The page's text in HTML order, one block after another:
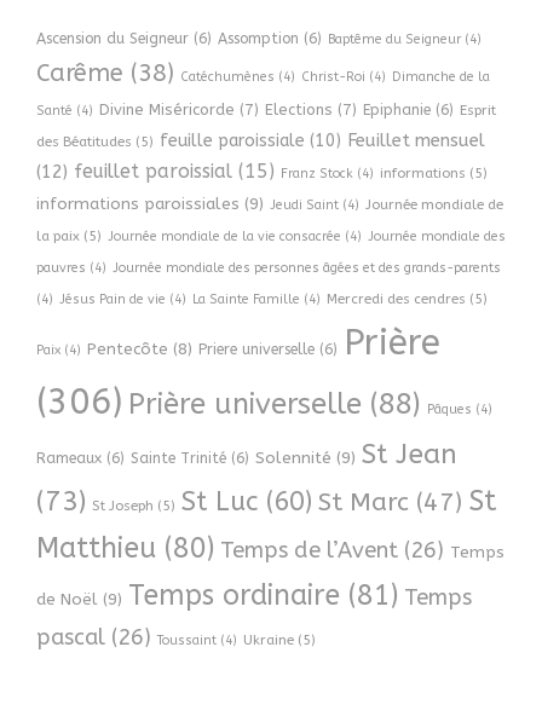
Ascension du Seigneur (6) Assomption (6) Baptême du Seigneur (4)
Carême (38) Catéchumènes (4) Christ-Roi (4) Dimanche de la
Santé (4) Divine Miséricorde (7) Elections (7) Epiphanie (6) Esprit
des Béatitudes (5) feuille paroissiale (10) Feuillet mensuel
(12) feuillet paroissial (15) Franz Stock (4) informations (5)
informations paroissiales (9) Jeudi Saint (4) Journée mondiale de
la paix (5) Journée mondiale de la vie consacrée (4) Journée mondiale des
pauvres (4) Journée mondiale des personnes âgées et des grands-parents
(4) Jésus Pain de vie (4) La Sainte Famille (4) Mercredi des cendres (5)
Paix (4) Pentecôte (8) Priere universelle (6)
Prière
(306) Prière universelle (88) Pâques (4)
Rameaux (6) Sainte Trinité (6) Solennité (9) St Jean
(73) St Joseph (5) St Luc (60) St Marc (47) St
Matthieu (80) Temps de l’Avent (26) Temps
de Noël (9) Temps ordinaire (81) Temps
pascal (26) Toussaint (4) Ukraine (5)